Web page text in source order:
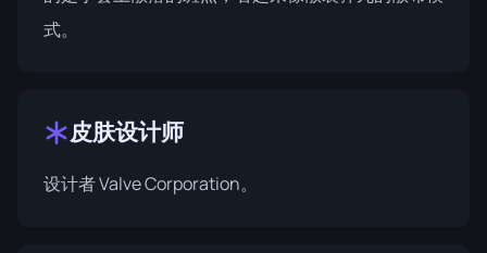
式。
皮肤设计师
设计者 Valve Corporation。